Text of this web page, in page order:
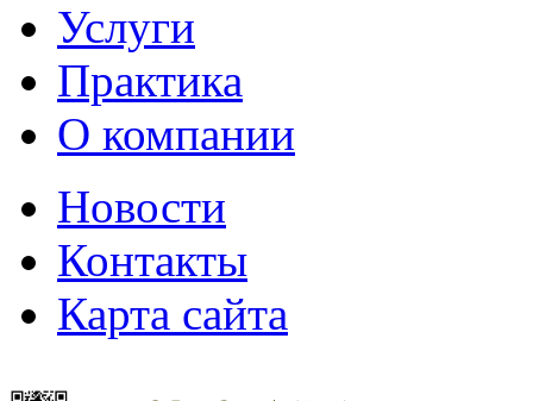
Услуги
Практика
О компании
Новости
Контакты
Карта сайта